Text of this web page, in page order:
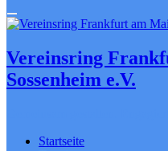
Vereinsring
Sossenheim e.V.
Startseite